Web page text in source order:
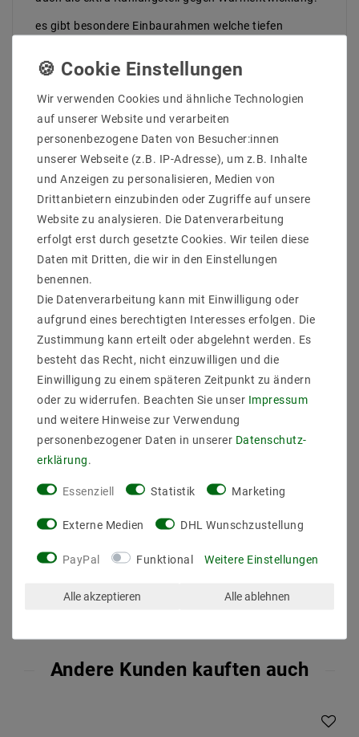
es gibt besondere Einbaurahmen welche tiefen
LED mit Länge Lebensdaur bis 50000 Stunden für
Gewerblich täglich über 10 Stunden Brennenzeit
geeignt.
Lieferumfang: Leuchtmittel + Einbraurahmen +
Trafo(dimmbar: Phasenabschnitt)
Hersteller: Mextronic
EAN: 4260204862576
Außendurchmesser: 83 mm
Lochmaß/Fräsloch: 68 mm
Einbautief: 65 mm
Leuchtmittel:
Leistung (W) : 9
Sockel : Konstant Strom
Bauform : Einbau Module
Spannung (Volt) : 200mA
Lichtfarb(K) : 4000
Farbwiedergabe : 82
Energieklasse (2019/2015) : F
Lichtausbeute : 89
Lichtstrom (Lumen) : 730
Dimmbarkeit : durch Trafo (Optional)
Maß (DxL mm) : 50x61
Betriebstemperatur : -20 Grad bis 40 Grad
Andere Kunden kauften auch
Wir verwenden Cookies und ähnliche Technologien
auf unserer Website und verarbeiten
personenbezogene Daten von Besucher:innen
unserer Webseite (z.B. IP-Adresse), um z.B. Inhalte
und Anzeigen zu personalisieren, Medien von
Drittanbietern einzubinden oder Zugriffe auf unsere
Website zu analysieren. Die Datenverarbeitung
erfolgt erst durch gesetzte Cookies. Wir teilen diese
Daten mit Dritten, die wir in den Einstellungen
benennen.
Die Datenverarbeitung kann mit Einwilligung oder
aufgrund eines berechtigten Interesses erfolgen. Die
Zustimmung kann erteilt oder abgelehnt werden. Es
besteht das Recht, nicht einzuwilligen und die
Einwilligung zu einem späteren Zeitpunkt zu ändern
oder zu widerrufen. Beachten Sie unser Impressum
und weitere Hinweise zur Verwendung
personenbezogener Daten in unserer Daten­schutz­
erklärung
Essenziell Statistik Marketing
Externe Medien DHL Wunschzustellung
PayPal Funktional Weitere Einstellungen
Alle akzeptieren Alle ablehnen